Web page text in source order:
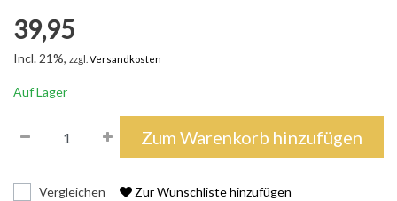
39,95
Incl. 21%, zzgl. Versandkosten
Auf Lager
Zum Warenkorb hinzufügen
Vergleichen Zur Wunschliste hinzufügen